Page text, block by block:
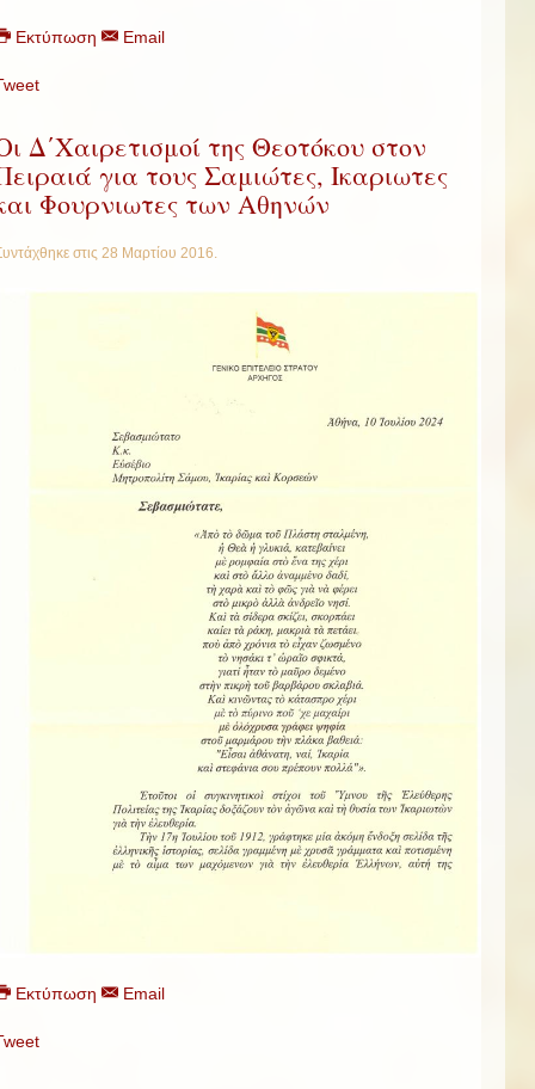
Εκτύπωση Email
Δ΄Χαιρετισμοί της Θεοτόκου στον
για τους Σαμιώτες, Ικαριωτες
Φουρνιωτες των Αθηνών
στις 28 Μαρτίου 2016.
Εκτύπωση Email